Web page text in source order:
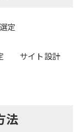
定
サイト設計
法